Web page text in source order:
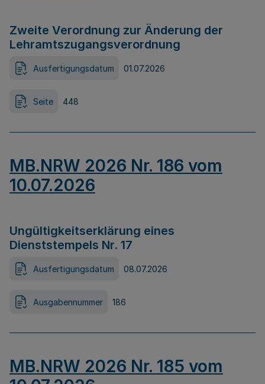
Zweite Verordnung zur Änderung der
Lehramtszugangsverordnung
Ausfertigungsdatum 01.07.2026
Seite 448
MB.NRW 2026 Nr. 186 vom
10.07.2026
Ungültigkeitserklärung eines
Dienststempels Nr. 17
Ausfertigungsdatum 08.07.2026
Ausgabennummer 186
MB.NRW 2026 Nr. 185 vom